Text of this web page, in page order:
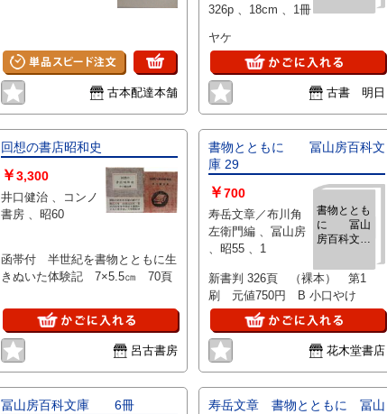
古本配達本舗
326p 、18cm 、1冊
ヤケ
古書 明日
回想の書店昭和史
￥3,300
井口健治 、コンノ
書房 、昭60
函帯付 半世紀を書物とともに生
きぬいた体験記 7×5.5㎝ 70頁
呂古書房
書物とともに 冨山房百科文
庫 29
書物ととも
に 冨山
房百科文庫
￥700
寿岳文章／布川角
左衛門編 、冨山房
、昭55 、1
新書判 326頁 （裸本） 第1
刷 元値750円 B 小口やけ
花木堂書店
冨山房百科文庫 6冊
寿岳文章 書物とともに 冨山